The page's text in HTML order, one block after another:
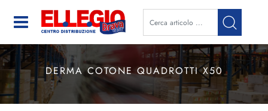
Open
DERMA COTONE QUADROTTI X50